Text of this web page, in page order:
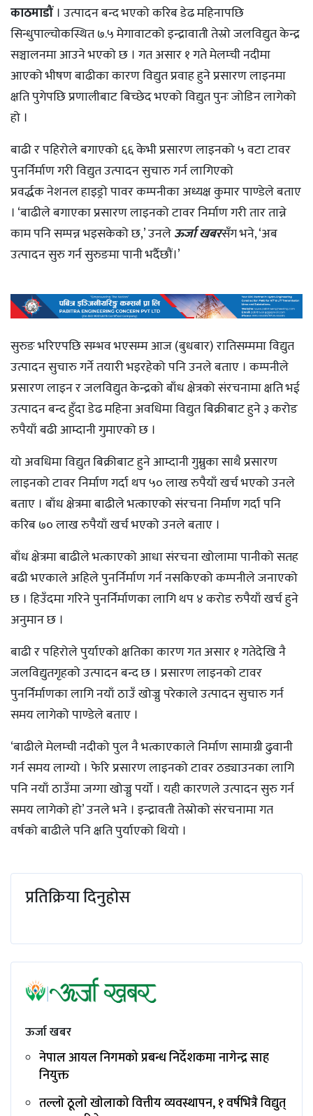
ऊर्जा
विशेष
काठमाडौं। उत्पादन बन्द भएको करिब डेढ महिनापछि
सिन्धुपाल्चोकस्थित ७.५ मेगावाटको इन्द्रावाती तेस्रो जलविद्युत केन्द्र
सञ्चालनमा आउने भएको छ । गत असार १ गते मेलम्ची नदीमा
आएको भीषण बाढीका कारण विद्युत प्रवाह हुने प्रसारण लाइनमा
क्षति पुगेपछि प्रणालीबाट बिच्छेद भएको विद्युत पुनः जोडिन लागेको
हो ।
बाढी र पहिरोले बगाएको ६६ केभी प्रसारण लाइनको ५ वटा टावर
पुनर्निर्माण गरी विद्युत उत्पादन सुचारु गर्न लागिएको
प्रवर्द्धक नेशनल हाइड्रो पावर कम्पनीका अध्यक्ष कुमार पाण्डेले बताए
। ‘बाढीले बगाएका प्रसारण लाइनको टावर निर्माण गरी तार तान्ने
काम पनि सम्पन्न भइसकेको छ,’ उनलेऊर्जा खबरसँग भने, ‘अब
उत्पादन सुरु गर्न सुरुङमा पानी भर्दैछौं।’
सुरुङ भरिएपछि सम्भव भएसम्म आज (बुधबार) रातिसम्ममा विद्युत
उत्पादन सुचारु गर्ने तयारी भइरहेको पनि उनले बताए । कम्पनीले
प्रसारण लाइन र जलविद्युत केन्द्रको बाँध क्षेत्रको संरचनामा क्षति भई
उत्पादन बन्द हुँदा डेढ महिना अवधिमा विद्युत बिक्रीबाट हुने ३ करोड
रुपैयाँ बढी आम्दानी गुमाएको छ ।
यो अवधिमा विद्युत बिक्रीबाट हुने आम्दानी गुम्नुका साथै प्रसारण
लाइनको टावर निर्माण गर्दा थप ५० लाख रुपैयाँ खर्च भएको उनले
बताए । बाँध क्षेत्रमा बाढीले भत्काएको संरचना निर्माण गर्दा पनि
करिब ७० लाख रुपैयाँ खर्च भएको उनले बताए ।
बाँध क्षेत्रमा बाढीले भत्काएको आधा संरचना खोलामा पानीको सतह
बढी भएकाले अहिले पुनर्निर्माण गर्न नसकिएको कम्पनीले जनाएको
छ । हिउँदमा गरिने पुनर्निर्माणका लागि थप ४ करोड रुपैयाँ खर्च हुने
अनुमान छ ।
बाढी र पहिरोले पुर्याएको क्षतिका कारण गत असार १ गतेदेखि नै
जलविद्युतगृहको उत्पादन बन्द छ । प्रसारण लाइनको टावर
पुनर्निर्माणका लागि नयाँ ठाउँ खोज्नु परेकाले उत्पादन सुचारु गर्न
समय लागेको पाण्डेले बताए ।
‘बाढीले मेलम्ची नदीको पुल नै भत्काएकाले निर्माण सामाग्री ढुवानी
गर्न समय लाग्यो । फेरि प्रसारण लाइनको टावर ठड्याउनका लागि
पनि नयाँ ठाउँमा जग्गा खोज्नु पर्यो । यही कारणले उत्पादन सुरु गर्न
समय लागेको हो’ उनले भने । इन्द्रावती तेस्रोको संरचनामा गत
वर्षको बाढीले पनि क्षति पुर्याएको थियो ।
प्रतिक्रिया दिनुहोस
ऊर्जा खबर
नेपाल आयल निगमको प्रबन्ध निर्देशकमा नागेन्द्र साह
नियुक्त
तल्लाे ठूलाे खाेलाको वित्तीय व्यवस्थापन, १ वर्षभित्रै विद्युत्